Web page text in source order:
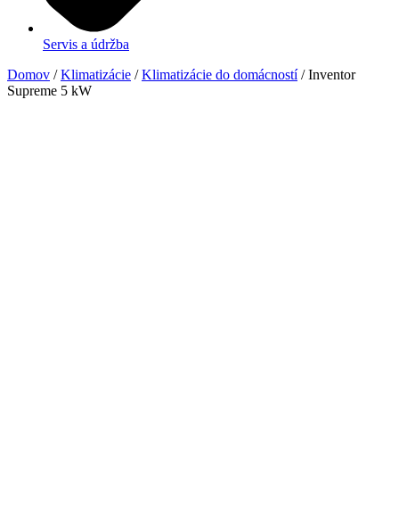
Servis a údržba
Domov /Klimatizácie /Klimatizácie do domácností/ Inventor
Supreme 5 kW